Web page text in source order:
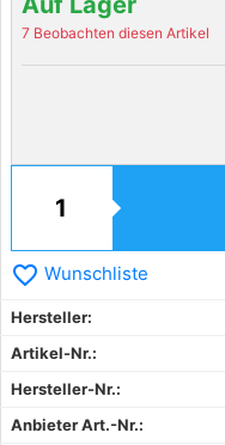
7 Beobachten diesen Artikel
favorite_border Wunschliste
Hersteller:
Artikel-Nr.:
Hersteller-Nr.:
Anbieter Art.-Nr.: